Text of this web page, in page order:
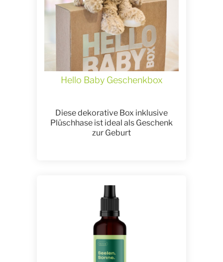
Hello Baby Geschenkbox
Diese dekorative Box inklusive
Plüschhase ist ideal als Geschenk
zur Geburt